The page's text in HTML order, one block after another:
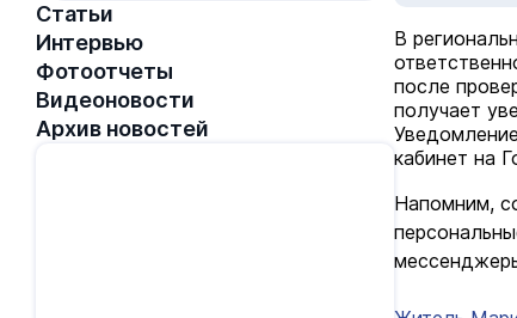
Статьи
Интервью
Фотоотчеты
Видеоновости
Архив новостей
В
после
получает
кабинет на
Напомним,